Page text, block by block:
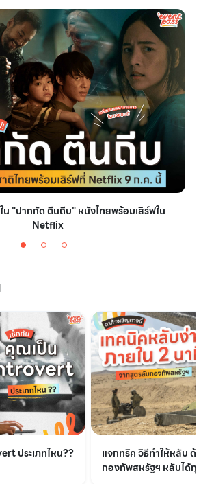
น "ปากกัด ตีนถีบ" หนังไทยพร้อมเสิร์ฟใน
Netflix
ประเภทไหน??
แจกทริค วิธีทำให้หลับ
กองทัพสหรัฐฯ หลับได้ทุ